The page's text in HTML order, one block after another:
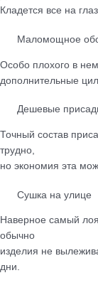
Кладется все на
Маломощное
Особо плохого в
дополнительные
Дешевые
Точный состав
трудно,
но экономия эта
Сушка на улице
Наверное самый
обычно
изделия не
дни.